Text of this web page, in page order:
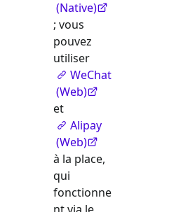
(Native)
; vous
pouvez
utiliser
WeChat
(Web)
et
Alipay
(Web)
à la place,
qui
fonctionne